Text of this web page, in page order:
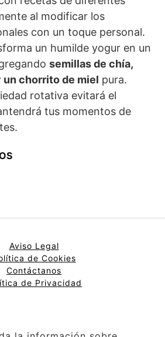
al modificar los
con un toque personal.
un humilde yogur en un
semillas de chía,
un chorrito de miel pura.
rotativa evitará el
tus momentos de
Aviso Legal
de Cookies
Contáctanos
de Privacidad